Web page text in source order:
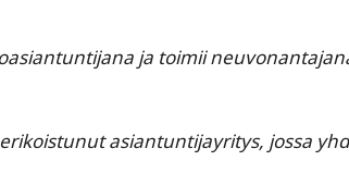
ja toimii
asiantuntijayritys, jossa